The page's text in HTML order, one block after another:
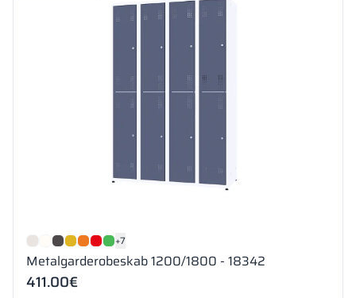
+7
Metalgarderobeskab 1200/1800 - 18342
411.00€